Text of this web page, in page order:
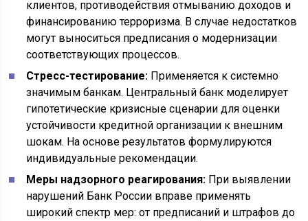
клиентов, противодействия отмыванию доходов и
финансированию терроризма. В случае недостатков
могут выноситься предписания о модернизации
соответствующих процессов.
Стресс-тестирование: Применяется к системно
значимым банкам. Центральный банк моделирует
гипотетические кризисные сценарии для оценки
устойчивости кредитной организации к внешним
шокам. На основе результатов формулируются
индивидуальные рекомендации.
Меры надзорного реагирования: При выявлении
нарушений Банк России вправе применять
широкий спектр мер: от предписаний и штрафов до